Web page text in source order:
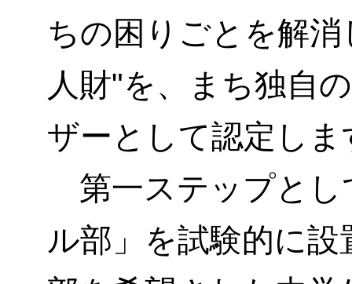
ちの困りごとを解
人財"を、
まち独自
ザーとして認定しま
第一ステップとし
ル部」を試験的に設